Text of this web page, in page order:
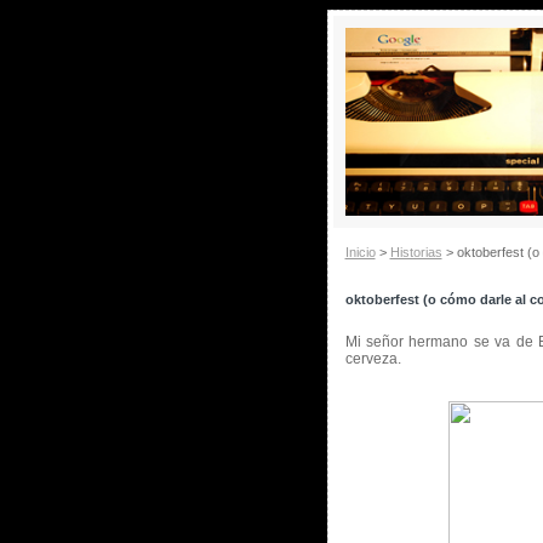
Inicio> Historias > oktoberfest (o
oktoberfest (o cómo darle al
Mi señor hermano se va de
cerveza.